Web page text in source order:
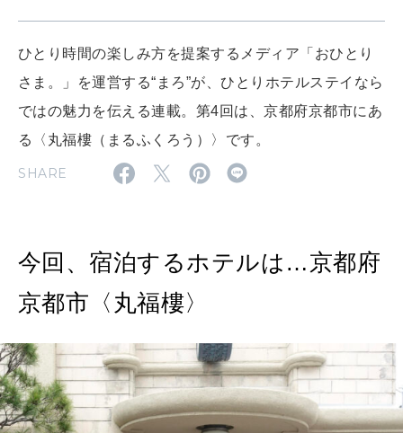
2026年5月号「“大好き”に出会いに。韓国」
2026年3月号「スイーツ予想図 2026」
2026年1月号「猫がいれば、幸せ」
2025年12月号「お酒の新常識。」
FOLLOW US!
ひとり時間の楽しみ方を提案するメディア「おひとり
さま。」を運営する“まろ”が、ひとりホテルステイなら
ではの魅力を伝える連載。第4回は、京都府京都市にあ
る〈丸福樓（まるふくろう）〉です。
SHARE
今回、宿泊するホテルは…京都府
京都市〈丸福樓〉